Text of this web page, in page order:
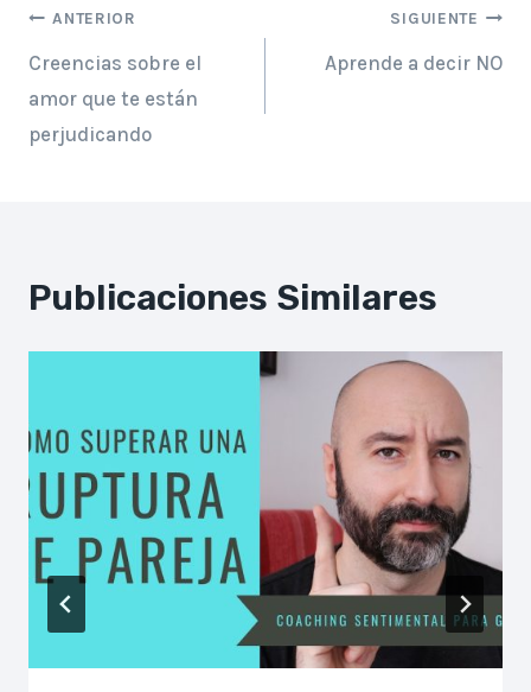
entrada:
Navegación
de
entradas
ANTERIOR
Creencias sobre el
amor que te están
perjudicando
SIGUIENTE
Aprende a decir NO
Publicaciones Similares